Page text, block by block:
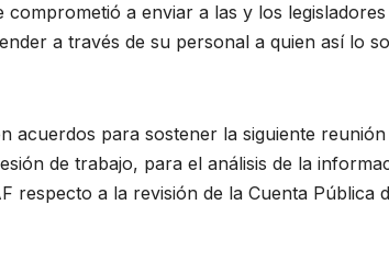
a enviar a las y los
a través de su personal a quien así lo
acuerdos para sostener la siguiente
de trabajo, para el análisis de la
respecto a la revisión de la Cuenta Pública